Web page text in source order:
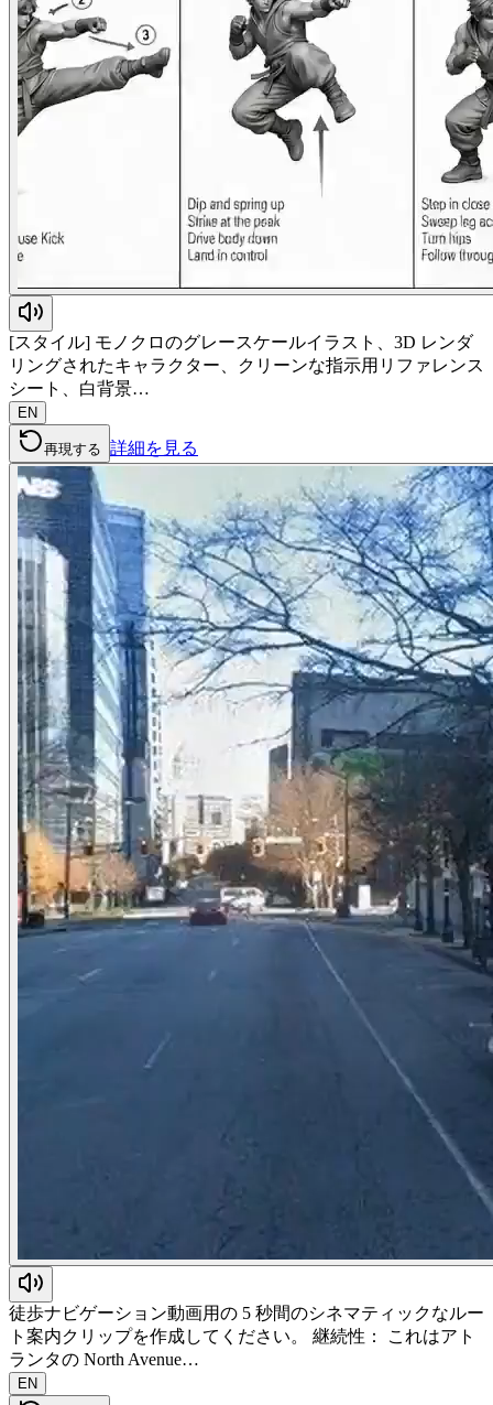
[スタイル] モノクロのグレースケールイラスト、3D レンダ
リングされたキャラクター、クリーンな指示用リファレンス
シート、白背景…
EN
再現する 詳細を見る
徒歩ナビゲーション動画用の 5 秒間のシネマティックなルー
ト案内クリップを作成してください。 継続性： これはアト
ランタの North Avenue…
EN